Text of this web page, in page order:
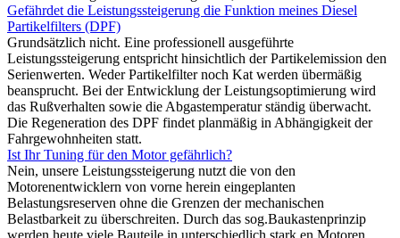
Gefährdet die Leistungssteigerung die Funktion meines Diesel
Partikelfilters (DPF)
Grundsätzlich nicht. Eine professionell ausgeführte
Leistungssteigerung entspricht hinsichtlich der Partikelemission den
Serienwerten. Weder Partikelfilter noch Kat werden übermäßig
beansprucht. Bei der Entwicklung der Leistungsoptimierung wird
das Rußverhalten sowie die Abgastemperatur ständig überwacht.
Die Regeneration des DPF findet planmäßig in Abhängigkeit der
Fahrgewohnheiten statt.
Ist Ihr Tuning für den Motor gefährlich?
Nein, unsere Leistungssteigerung nutzt die von den
Motorenentwicklern von vorne herein eingeplanten
Belastungsreserven ohne die Grenzen der mechanischen
Belastbarkeit zu überschreiten. Durch das sog.Baukastenprinzip
werden heute viele Bauteile in unterschiedlich stark en Motoren